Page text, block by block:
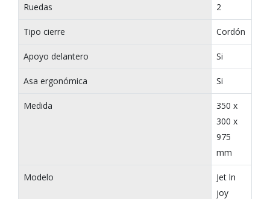
Ruedas 2
Tipo cierre Cordón
Apoyo delantero Si
Asa ergonómica Si
Medida
350 x
300 x
975
mm
Modelo
Jet ln
joy